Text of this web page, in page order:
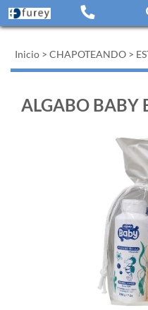
Inicio > CHAPOTEANDO >
ALGABO BABY